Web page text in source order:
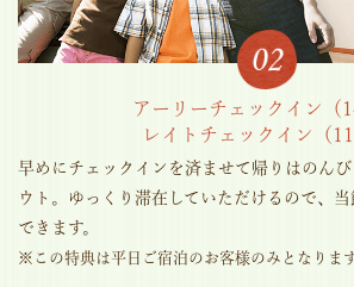
アーリーチェックイン（
レイトチェックイン（11
早めにチェックインを済ませて帰りはのん
ウト。ゆっくり滞在していただけるので、
できます。
※この特典は平日ご宿泊のお客様のみとなります